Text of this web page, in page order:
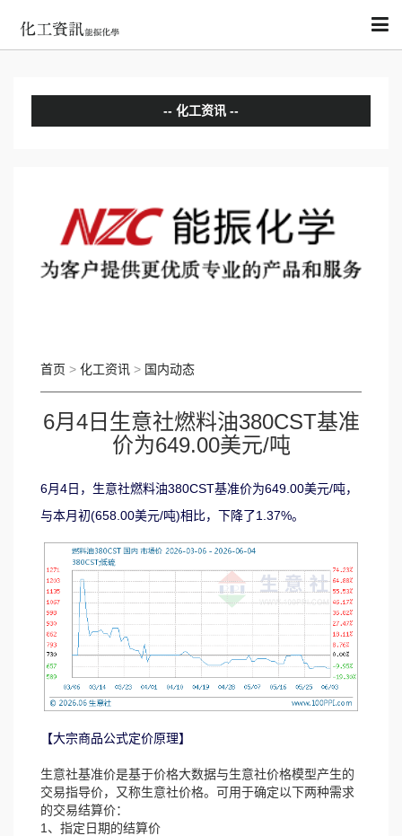
化工资讯
国际动态
首页 > 化工资讯 > 国内动态
6月4日生意社燃料油380CST基准
价为649.00美元/吨
6月4日，生意社燃料油380CST基准价为649.00美元/吨，
与本月初(658.00美元/吨)相比，下降了1.37%。
【大宗商品公式定价原理】
生意社基准价是基于价格大数据与生意社价格模型产生的
交易指导价，又称生意社价格。可用于确定以下两种需求
的交易结算价：
1、指定日期的结算价